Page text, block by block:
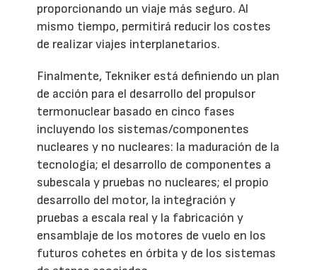
proporcionando un viaje más seguro. Al
mismo tiempo, permitirá reducir los costes
de realizar viajes interplanetarios.
Finalmente, Tekniker está definiendo un plan
de acción para el desarrollo del propulsor
termonuclear basado en cinco fases
incluyendo los sistemas/componentes
nucleares y no nucleares: la maduración de la
tecnología; el desarrollo de componentes a
subescala y pruebas no nucleares; el propio
desarrollo del motor, la integración y
pruebas a escala real y la fabricación y
ensamblaje de los motores de vuelo en los
futuros cohetes en órbita y de los sistemas